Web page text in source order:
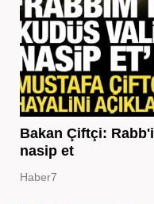
Bakan Çiftçi:
nasip et
Haber7